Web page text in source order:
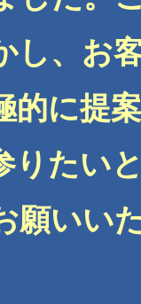
し、お
的に提
りたい
願いい